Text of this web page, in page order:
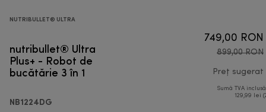
NUTRIBULLET® ULTRA
nutribullet® Ultra
Plus+ - Robot de
bucătărie 3 în 1
NB1224DG
749,00 RON
899,00 RON
Preț sugerat
Sumă TVA
129,99 lei